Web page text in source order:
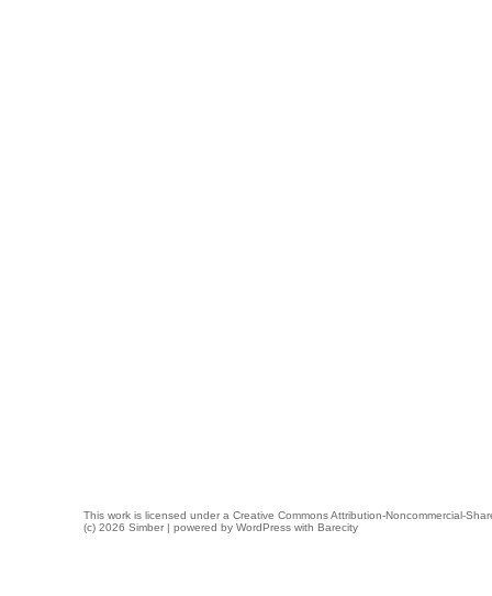
This work is licensed under a Creative Commons Attribution-Noncommercial-
(c) 2026 Simber | powered by WordPress with Barecity